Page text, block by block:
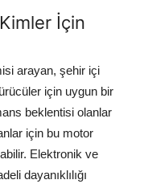
İçin
arayan, şehir içi
için uygun bir
beklentisi olanlar
için bu motor
Elektronik ve
dayanıklılığı